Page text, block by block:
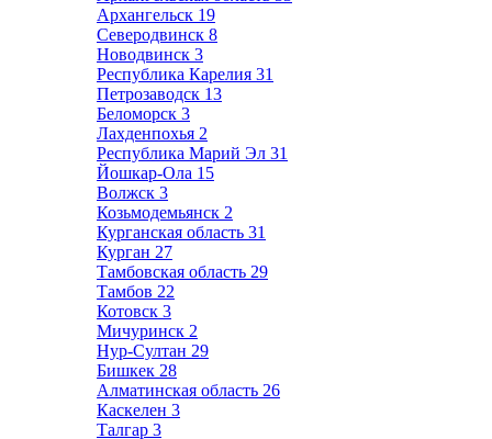
Архангельск 19
Северодвинск 8
Новодвинск 3
Республика Карелия 31
Петрозаводск 13
Беломорск 3
Лахденпохья 2
Республика Марий Эл 31
Йошкар-Ола 15
Волжск 3
Козьмодемьянск 2
Курганская область 31
Курган 27
Тамбовская область 29
Тамбов 22
Котовск 3
Мичуринск 2
Нур-Султан 29
Бишкек 28
Алматинская область 26
Каскелен 3
Талгар 3